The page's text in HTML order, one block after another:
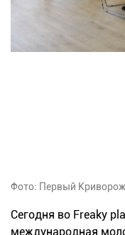
Фото: Первый
Сегодня во Freaky
международная